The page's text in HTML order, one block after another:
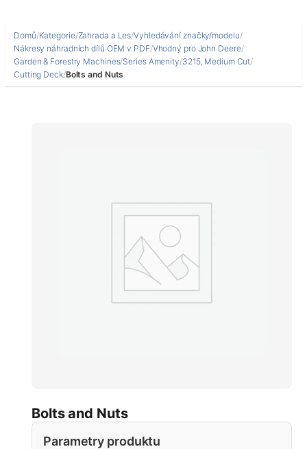
Domů/Kategorie/Zahrada a Les/Vyhledávání značky/modelu/
Nákresy náhradních dílů OEM v PDF/Vhodný pro John Deere/
Garden & Forestry Machines/Series Amenity/3215, Medium Cut/
Cutting Deck/Bolts and Nuts
Bolts and Nuts
Parametry produktu